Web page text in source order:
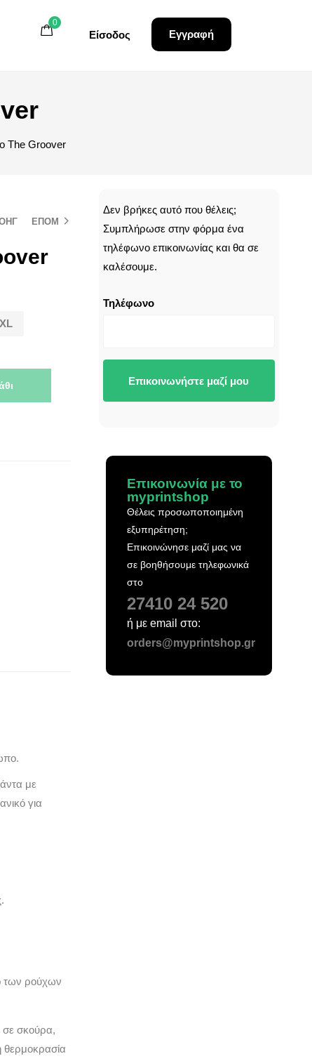
0
Είσοδος Εγγραφή
0
Είσοδος Εγγραφή
The Groover
ΕΠΟΜ
με
για
των ρούχων
σε σκούρα,
θερμοκρασία
Δεν βρήκες αυτό που θέλεις;
Συμπλήρωσε στην φόρμα ένα
τηλέφωνο επικοινωνίας και θα σε
καλέσουμε.
Τηλέφωνο
Επικοινωνήστε μαζί μου
Επικοινωνία με το
myprintshop
Θέλεις προσωποποιημένη
εξυπηρέτηση;
Επικοινώνησε μαζί μας να
σε βοηθήσουμε τηλεφωνικά
στο
27410 24 520
ή με email στο:
orders@myprintshop.gr